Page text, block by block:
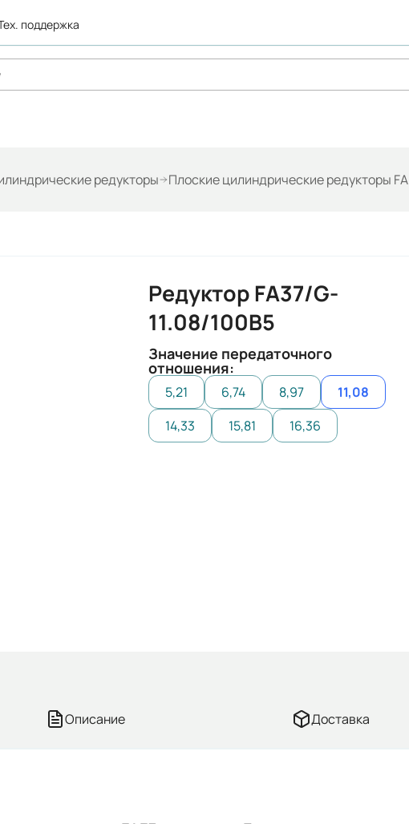
поддержка
редукторы Плоские цилиндрические редукторы FA
Редуктор FA37/G-
11.08/100B5
Значение передаточного
отношения:
5,21 6,74 8,97
11,08
14,33
15,81 16,36
Описание Доставка